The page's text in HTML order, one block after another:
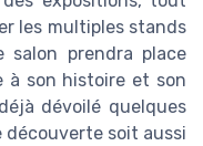
les multiples stands
salon prendra place
à son histoire et son
dévoilé quelques
découverte soit aussi